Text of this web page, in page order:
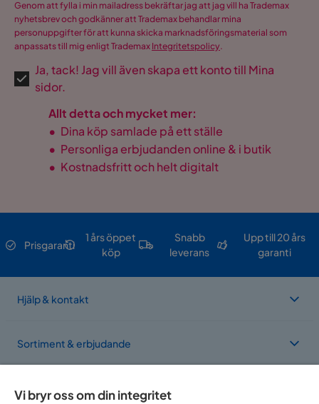
Genom att fylla i min mailadress bekräftar jag att jag vill ha Trademax
nyhetsbrev och godkänner att Trademax behandlar mina
personuppgifter för att kunna skicka marknadsföringsmaterial som
anpassats till mig enligt Trademax Integritetspolicy.
Ja, tack! Jag vill även skapa ett konto till Mina
sidor.
Allt detta och mycket mer:
• Dina köp samlade på ett ställe
• Personliga erbjudanden online & i butik
• Kostnadsfritt och helt digitalt
Prisgaranti
1 års öppet
köp
Snabb
leverans
Upp till 20 års
garanti
Hjälp & kontakt
Sortiment & erbjudande
Om Trademax
Vi bryr oss om din integritet